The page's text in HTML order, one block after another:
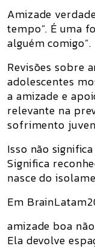
Amizade
tempo”. É uma
alguém comigo”.
Revisões sobre
adolescentes
a amizade e
relevante na
sofrimento
Isso não
Significa
nasce do
Em
amizade boa
Ela devolve